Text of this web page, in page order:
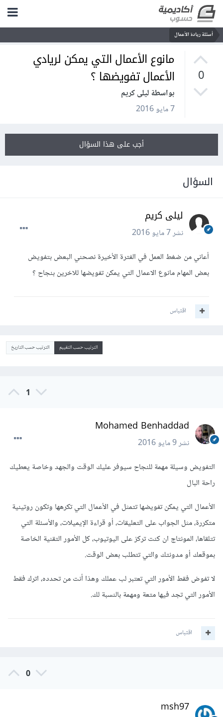
أسئلة ريادة الأعمال
0
مانوع الأعمال التي يمكن لريادي
الأعمال تفويضها ؟
بواسطة ليلى كريم
7 مايو 2016
أجب على هذا السؤال
السؤال
ليلى كريم
نشر7 مايو 2016
أعاني من ضغط العمل في الفترة الأخيرة نصحني البعض بتفويض
بعض المهام مانوع الاعمال التي يمكن تفويضها للاخرين بنجاح ؟
اقتباس
الترتيب حسب التقييم الترتيب حسب التاريخ
1
Mohamed Benhaddad
نشر9 مايو 2016
التفويض وسيلة مهمة للنجاح سيوفر عليك الوقت والجهد وخاصة يعطيك
راحة البال
الأعمال التي يمكن تفويضها تتمثل في الأعمال التي تكرهها وتكون روتينية
متكررة، مثل الجواب على التعليقات، أو قراءة الإيميلات، والأسئلة التي
تتلقاها، المونتاج ان كنت تركز على اليوتيوب، كل الأمور التقنية الخاصة
بموقعك أو مدونتك والتي تتطلب بعض الوقت.
لا تفوض فقط الأمور التي تعتبر لب عملك وهذا أنت من تحدده، اترك فقط
الأمور التي تجد فيها متعة ومهمة بالنسبة لك.
اقتباس
0
msh97